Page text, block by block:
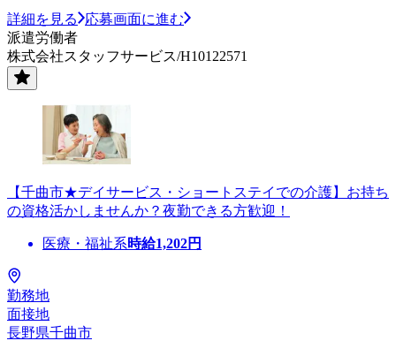
詳細を見る
応募画面に進む
派遣労働者
株式会社スタッフサービス/H10122571
【千曲市★デイサービス・ショートステイでの介護】お持ち
の資格活かしませんか？夜勤できる方歓迎！
医療・福祉系時給1,202円
勤務地
面接地
長野県千曲市